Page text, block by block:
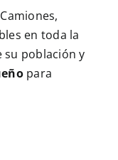
en toda la
su población y
para